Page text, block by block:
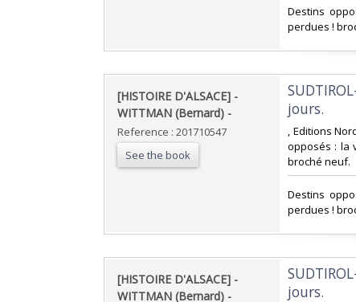
‎Destins
perdues !
‎[HISTOIRE D'ALSACE] -
WITTMAN (Bernard) - ‎
Reference : 201710547
See the book
jours. ‎
‎, Editions
opposés : la
broché neuf.‎
‎Destins
perdues !
‎[HISTOIRE D'ALSACE] -
WITTMAN (Bernard) - ‎
jours. ‎